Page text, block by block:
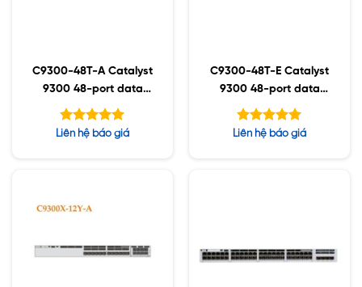
C9300-48T-A Catalyst
9300 48-port data
only, Network
Advantage
Được xếp
Liên hệ báo giá
C9300-48T-E Catalyst
9300 48-port data
only, Network
Essentials
Được xếp
Liên hệ báo giá